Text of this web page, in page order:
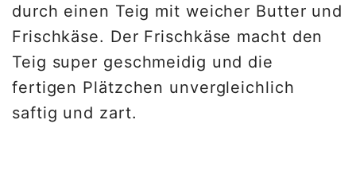
durch einen Teig mit weicher Butter und
Frischkäse. Der Frischkäse macht den
Teig super geschmeidig und die
fertigen Plätzchen unvergleichlich
saftig und zart.